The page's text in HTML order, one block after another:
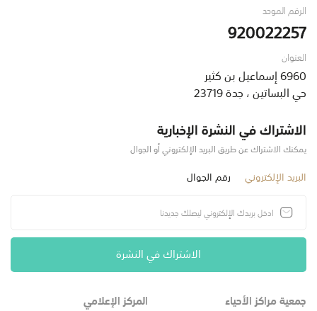
الرقم الموحد
920022257
العنوان
6960 إسماعيل بن كثير
حي البساتين ، جدة 23719
الاشتراك في النشرة الإخبارية
يمكنك الاشتراك عن طريق البريد الإلكتروني أو الجوال
البريد الإلكتروني رقم الجوال
الاشتراك في النشرة
جمعية مراكز الأحياء المركز الإعلامي